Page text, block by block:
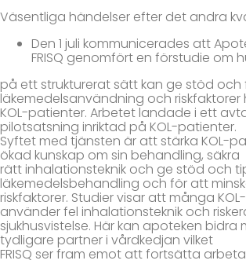
Väsentliga händelser efter det andra
Den 1 juli kommunicerades att
FRISQ genomfört en förstudie om
på ett strukturerat sätt kan ge stöd och
läkemedelsanvändning och riskfaktorer
KOL-patienter. Arbetet landade i ett
pilotsatsning inriktad på KOL-patienter.
Syftet med tjänsten är att stärka KOL-
ökad kunskap om sin behandling, säkra
rätt inhalationsteknik och ge stöd och
läkemedelsbehandling och för att
riskfaktorer. Studier visar att många
använder fel inhalationsteknik och
sjukhusvistelse. Här kan apoteken bidra
tydligare partner i vårdkedjan vilket
FRISQ ser fram emot att fortsätta